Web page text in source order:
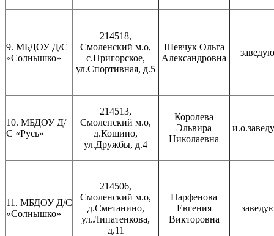
9. МБДОУ Д/С
«Солнышко»
214518,
Смоленский м.о,
с.Пригорское,
ул.Спортивная, д.5
Шевчук Ольга
Александровна
10. МБДОУ Д/
С «Русь»
214513,
Смоленский м.о,
д.Кощино,
ул.Дружбы, д.4
Королева
Эльвира
Николаевна
11. МБДОУ Д/С
«Солнышко»
214506,
Смоленский м.о,
д.Сметанино,
ул.Липатенкова,
д.11
Парфенова
Евгения
Викторовна